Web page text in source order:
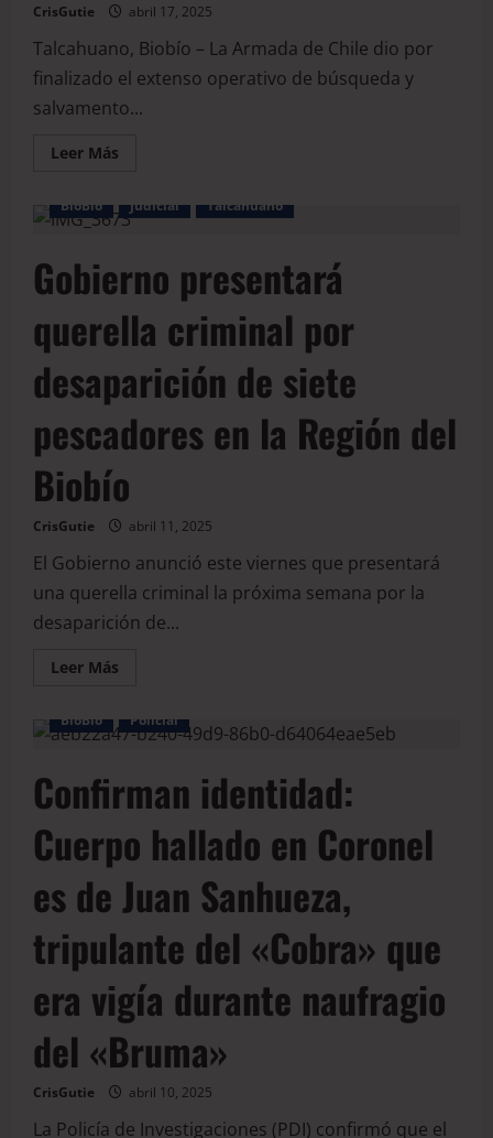
CrisGutie abril 17, 2025
Talcahuano, Biobío – La Armada de Chile dio por
finalizado el extenso operativo de búsqueda y
salvamento...
Leer Más
BioBio Judicial Talcahuano
Gobierno presentará
querella criminal por
desaparición de siete
pescadores en la Región del
Biobío
CrisGutie abril 11, 2025
El Gobierno anunció este viernes que presentará
una querella criminal la próxima semana por la
desaparición de...
Leer Más
BioBio Policial
Confirman identidad:
Cuerpo hallado en Coronel
es de Juan Sanhueza,
tripulante del «Cobra» que
era vigía durante naufragio
del «Bruma»
CrisGutie abril 10, 2025
La Policía de Investigaciones (PDI) confirmó que el